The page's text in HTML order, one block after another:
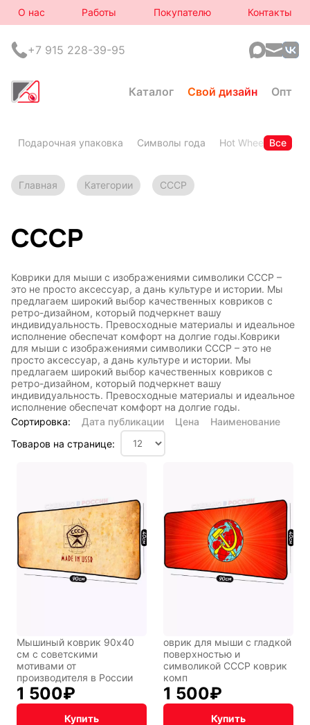
О нас Работы Покупателю Контакты
+7 915 228-39-95
Каталог Свой дизайн Опт
Подарочная упаковка Символы года Hot WheelsВсе
Главная Категории СССР
СССР
Коврики для мыши с изображениями символики СССР –
это не просто аксессуар, а дань культуре и истории. Мы
предлагаем широкий выбор качественных ковриков с
ретро-дизайном, который подчеркнет вашу
индивидуальность. Превосходные материалы и идеальное
исполнение обеспечат комфорт на долгие годы.Коврики
для мыши с изображениями символики СССР – это не
просто аксессуар, а дань культуре и истории. Мы
предлагаем широкий выбор качественных ковриков с
ретро-дизайном, который подчеркнет вашу
индивидуальность. Превосходные материалы и идеальное
исполнение обеспечат комфорт на долгие годы.
Сортировка:
Дата публикации Цена
Наименование
Товаров на странице:
Мышиный коврик 90x40
см с советскими
мотивами от
производителя в России
1 500₽
Купить
оврик для мыши с гладкой
поверхностью и
символикой СССР коврик
комп
1 500₽
Купить